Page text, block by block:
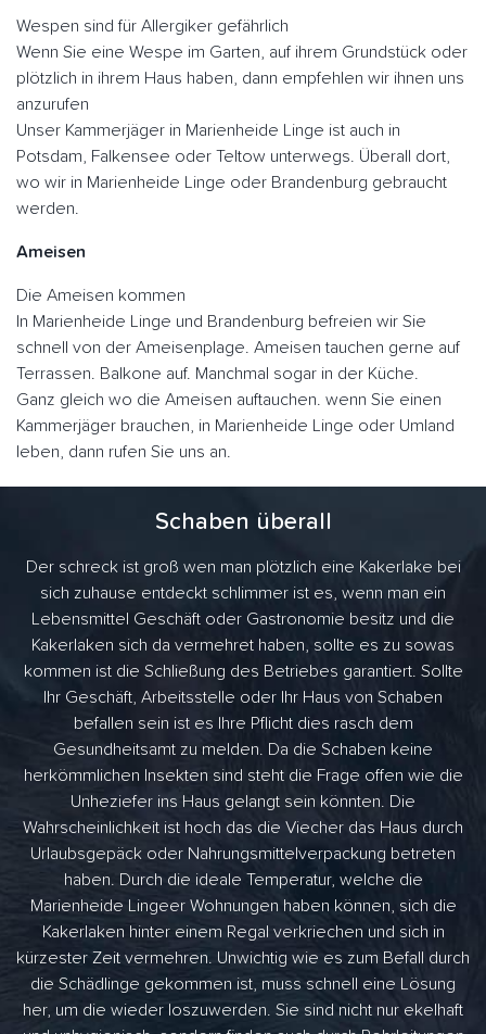
Wespen sind für Allergiker gefährlich
Wenn Sie eine Wespe im Garten, auf ihrem Grundstück oder
plötzlich in ihrem Haus haben, dann empfehlen wir ihnen uns
anzurufen
Unser Kammerjäger in Marienheide Linge ist auch in
Potsdam, Falkensee oder Teltow unterwegs. Überall dort,
wo wir in Marienheide Linge oder Brandenburg gebraucht
werden.
Ameisen
Die Ameisen kommen
In Marienheide Linge und Brandenburg befreien wir Sie
schnell von der Ameisenplage. Ameisen tauchen gerne auf
Terrassen. Balkone auf. Manchmal sogar in der Küche.
Ganz gleich wo die Ameisen auftauchen. wenn Sie einen
Kammerjäger brauchen, in Marienheide Linge oder Umland
leben, dann rufen Sie uns an.
Schaben überall
Der schreck ist groß wen man plötzlich eine Kakerlake bei
sich zuhause entdeckt schlimmer ist es, wenn man ein
Lebensmittel Geschäft oder Gastronomie besitz und die
Kakerlaken sich da vermehret haben, sollte es zu sowas
kommen ist die Schließung des Betriebes garantiert. Sollte
Ihr Geschäft, Arbeitsstelle oder Ihr Haus von Schaben
befallen sein ist es Ihre Pflicht dies rasch dem
Gesundheitsamt zu melden. Da die Schaben keine
herkömmlichen Insekten sind steht die Frage offen wie die
Unheziefer ins Haus gelangt sein könnten. Die
Wahrscheinlichkeit ist hoch das die Viecher das Haus durch
Urlaubsgepäck oder Nahrungsmittelverpackung betreten
haben. Durch die ideale Temperatur, welche die
Marienheide Lingeer Wohnungen haben können, sich die
Kakerlaken hinter einem Regal verkriechen und sich in
kürzester Zeit vermehren. Unwichtig wie es zum Befall durch
die Schädlinge gekommen ist, muss schnell eine Lösung
her, um die wieder loszuwerden. Sie sind nicht nur ekelhaft